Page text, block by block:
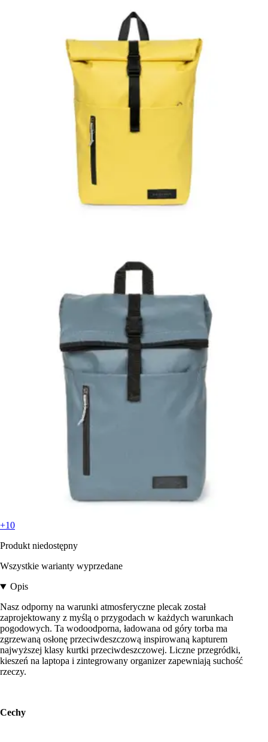
+10
Produkt niedostępny
Wszystkie warianty wyprzedane
Opis
Nasz odporny na warunki atmosferyczne plecak został
zaprojektowany z myślą o przygodach w każdych warunkach
pogodowych. Ta wodoodporna, ładowana od góry torba ma
zgrzewaną osłonę przeciwdeszczową inspirowaną kapturem
najwyższej klasy kurtki przeciwdeszczowej. Liczne przegródki,
kieszeń na laptopa i zintegrowany organizer zapewniają suchość
rzeczy.
Cechy